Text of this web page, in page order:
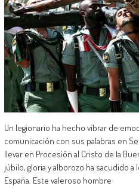
Un legionario ha hecho vibrar de
comunicación con sus palabras en
llevar en Procesión al Cristo de la
júbilo, gloria y alborozo ha sacudido
España. Este valeroso hombre